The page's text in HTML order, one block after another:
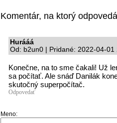
Komentár, na ktorý
Hurááá
Od: b2un0 | Pridané: 2022-04-01
Konečne, na to sme čakali! Už
sa počítať. Ale snáď Danilák
skutočný superpočítač.
Odpovedať
Meno: